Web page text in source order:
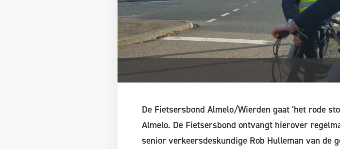
De Fietsersbond Almelo/Wierden gaat 'het rode
Almelo. De Fietsersbond ontvangt hierover
senior verkeersdeskundige Rob Hulleman van de